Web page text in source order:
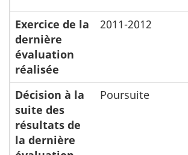
Exercice de la
dernière
évaluation
réalisée
2011-2012
Décision à la
suite des
résultats de
la dernière
Poursuite